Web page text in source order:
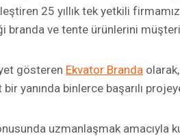
25 yıllık tek yetkili
branda ve tente ürünlerini
gösteren Ekvator Branda
yanında binlerce başarılı
uzmanlaşmak